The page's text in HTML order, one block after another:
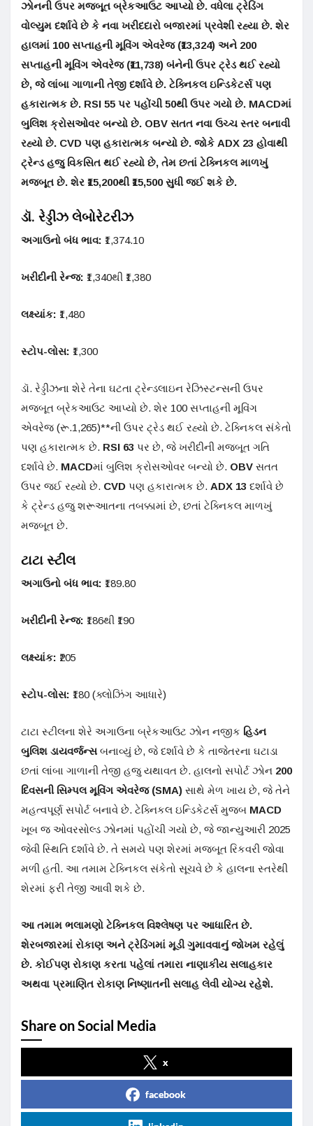
ઝોનની ઉપર મજબૂત બ્રેકઆઉટ આપ્યો છે. વધેલા ટ્રેડિંગ
વોલ્યુમ દર્શાવે છે કે નવા ખરીદદારો બજારમાં પ્રવેશી રહ્યા છે. શેર
હાલમાં 100 સપ્તાહની મૂવિંગ એવરેજ (₹13,324) અને 200
સપ્તાહની મૂવિંગ એવરેજ (₹11,738) બંનેની ઉપર ટ્રેડ થઈ રહ્યો
છે, જે લાંબા ગાળાની તેજી દર્શાવે છે. ટેક્નિકલ ઇન્ડિકેટર્સ પણ
હકારાત્મક છે. RSI 55 પર પહોંચી 50થી ઉપર ગયો છે. MACDમાં
બુલિશ ક્રોસઓવર બન્યો છે. OBV સતત નવા ઉચ્ચ સ્તર બનાવી
રહ્યો છે. CVD પણ હકારાત્મક બન્યો છે. જોકે ADX 23 હોવાથી
ટ્રેન્ડ હજુ વિકસિત થઈ રહ્યો છે, તેમ છતાં ટેક્નિકલ માળખું
મજબૂત છે. શેર ₹15,200થી ₹15,500 સુધી જઈ શકે છે.
ડૉ. રેડ્ડીઝ લેબોરેટરીઝ
અગાઉનો બંધ ભાવ: ₹1,374.10
ખરીદીની રેન્જ: ₹1,340થી ₹1,380
લક્ષ્યાંક: ₹1,480
સ્ટોપ-લોસ: ₹1,300
ડૉ. રેડ્ડીઝના શેરે તેના ઘટતા ટ્રેન્ડલાઇન રેઝિસ્ટન્સની ઉપર
મજબૂત બ્રેકઆઉટ આપ્યો છે. શેર 100 સપ્તાહની મૂવિંગ
એવરેજ (રૂ.1,265)**ની ઉપર ટ્રેડ થઈ રહ્યો છે. ટેક્નિકલ સંકેતો
પણ હકારાત્મક છે. RSI 63 પર છે, જે ખરીદીની મજબૂત ગતિ
દર્શાવે છે. MACDમાં બુલિશ ક્રોસઓવર બન્યો છે. OBV સતત
ઉપર જઈ રહ્યો છે. CVD પણ હકારાત્મક છે. ADX 13 દર્શાવે છે
કે ટ્રેન્ડ હજુ શરૂઆતના તબક્કામાં છે, છતાં ટેક્નિકલ માળખું
મજબૂત છે.
ટાટા સ્ટીલ
અગાઉનો બંધ ભાવ: ₹189.80
ખરીદીની રેન્જ: ₹186થી ₹190
લક્ષ્યાંક: ₹205
સ્ટોપ-લોસ: ₹180 (ક્લોઝિંગ આધારે)
ટાટા સ્ટીલના શેરે અગાઉના બ્રેકઆઉટ ઝોન નજીક હિડન
બુલિશ ડાયવર્જન્સબનાવ્યું છે, જે દર્શાવે છે કે તાજેતરના ઘટાડા
છતાં લાંબા ગાળાની તેજી હજુ યથાવત છે. હાલનો સપોર્ટ ઝોન 200
દિવસની સિમ્પલ મૂવિંગ એવરેજ (SMA) સાથે મેળ ખાય છે, જે તેને
મહત્વપૂર્ણ સપોર્ટ બનાવે છે. ટેક્નિકલ ઇન્ડિકેટર્સ મુજબ MACD
ખૂબ જ ઓવરસોલ્ડ ઝોનમાં પહોંચી ગયો છે, જે જાન્યુઆરી 2025
જેવી સ્થિતિ દર્શાવે છે. તે સમયે પણ શેરમાં મજબૂત રિકવરી જોવા
મળી હતી. આ તમામ ટેક્નિકલ સંકેતો સૂચવે છે કે હાલના સ્તરેથી
શેરમાં ફરી તેજી આવી શકે છે.
આ તમામ ભલામણો ટેક્નિકલ વિશ્લેષણ પર આધારિત છે.
શેરબજારમાં રોકાણ અને ટ્રેડિંગમાં મૂડી ગુમાવવાનું જોખમ રહેલું
છે. કોઈપણ રોકાણ કરતા પહેલાં તમારા નાણાકીય સલાહકાર
અથવા પ્રમાણિત રોકાણ નિષ્ણાતની સલાહ લેવી યોગ્ય રહેશે.
Share on Social Media
x
facebook